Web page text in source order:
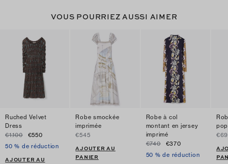
VOUS POURRIEZ AUSSI AIMER
Ruched Velvet
Dress
€1.100
€550
50 % de réduction
AJOUTER AU
Robe smockée
imprimée
€545
AJOUTER AU
PANIER
Robe à col
montant en jersey
imprimé
€740
€370
50 % de réduction